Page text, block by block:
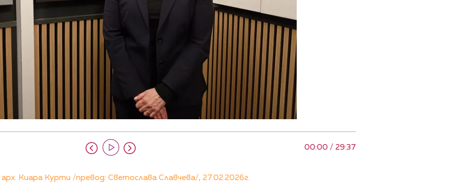
00:00 / 29:37
Киара Курти /превод: Светослава Славчева/, 27.02.2026г.